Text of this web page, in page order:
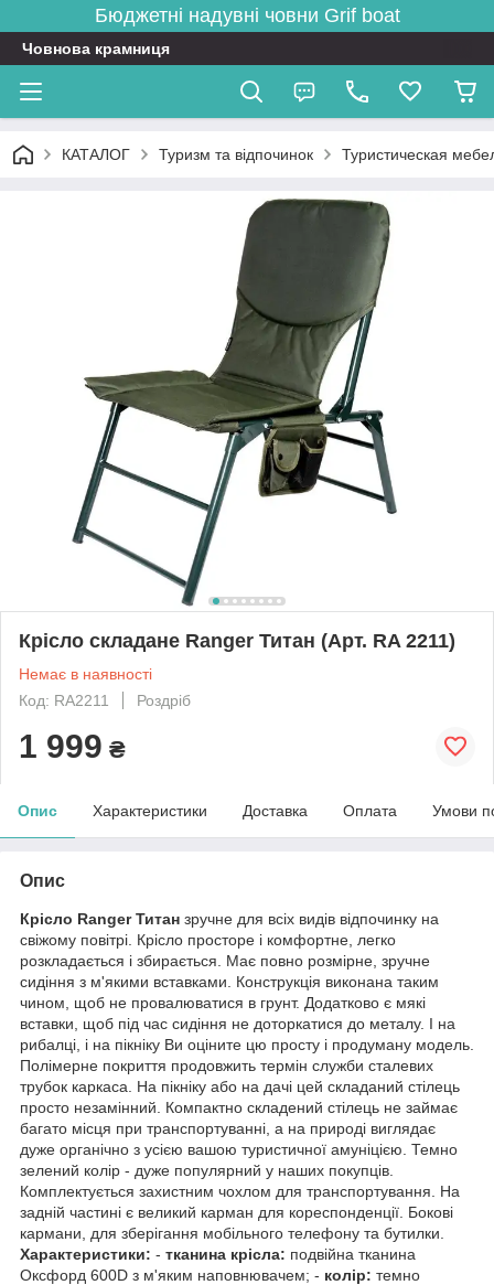
Бюджетні надувні човни Grif boat
Човнова крамниця
КАТАЛОГ Туризм та відпочинок Туристическая
Крісло складане Ranger Титан (Арт. RA 2211)
Немає в наявності
Код: RA2211
Роздріб
1 999 ₴
Опис Характеристики Доставка Оплата Умови
Опис
Крісло Ranger Титан зручне для всіх видів відпочинку на
свіжому повітрі. Крісло просторе і комфортне, легко
розкладається і збирається. Має повно розмірне, зручне
сидіння з м'якими вставками. Конструкція виконана таким
чином, щоб не провалюватися в грунт. Додатково є мякі
вставки, щоб під час сидіння не доторкатися до металу. І на
рибалці, і на пікніку Ви оціните цю просту і продуману модель.
Полімерне покриття продовжить термін служби сталевих
трубок каркаса. На пікніку або на дачі цей складаний стілець
просто незамінний. Компактно складений стілець не займає
багато місця при транспортуванні, а на природі виглядає
дуже органічно з усією вашою туристичної амуніцією. Темно
зелений колір - дуже популярний у наших покупців.
Комплектується захистним чохлом для транспортування. На
задній частині є великий карман для кореспонденції. Бокові
кармани, для зберігання мобільного телефону та бутилки.
Характеристики: - тканина крісла: подвійна тканина
Оксфорд 600D з м'яким наповнювачем; - колір: темно